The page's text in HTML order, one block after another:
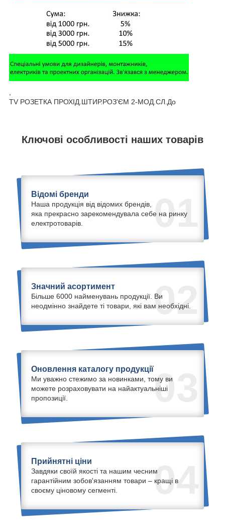
ТV РОЗЕТКА ПРОХІД.ШТИР.РОЗ'ЄМ 2-МОД.СЛ.До
Ключові особливості наших товарів
01
Відомі бренди
Наша продукція від відомих брендів,
яка прекрасно зарекомендувала себе на ринку
електротоварів.
02
Значний асортимент
Більше 6000 найменувань продукції. Ви
неодмінно знайдете ті товари, які вам необхідні.
03
Оновлення каталогу продукції
Ми уважно стежимо за новинками, тому ви
можете розраховувати на найактуальніші
пропозиції.
04
Прийнятні ціни
Завдяки своїй якості та нашим чесним
гарантійним зобов'язанням товари – кращі в
своєму ціновому сегменті.